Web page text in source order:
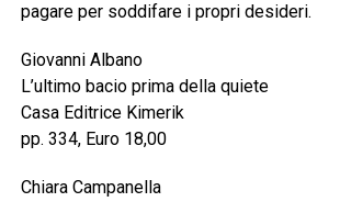
pagare per soddifare i propri desideri.
Giovanni Albano
L’ultimo bacio prima della quiete
Casa Editrice Kimerik
pp. 334, Euro 18,00
Chiara Campanella